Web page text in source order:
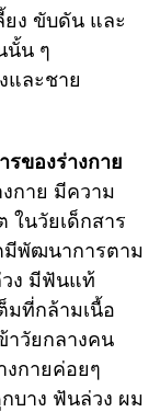
ยง ขับดัน และ
นั้น ๆ
และชาย
ของร่างกาย
กาย มีความ
ในวัยเด็กสาร
มีพัฒนาการตาม
ง มีฟันแท้
มที่กล้ามเนื้อ
าวัยกลางคน
งกายค่อยๆ
บาง ฟันล่วง ผม